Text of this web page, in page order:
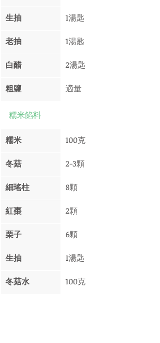
生抽 1湯匙
老抽 1湯匙
白醋 2湯匙
粗鹽 適量
糯米餡料
糯米 100克
冬菇 2-3顆
細瑤柱 8顆
紅棗 2顆
栗子 6顆
生抽 1湯匙
冬菇水 100克